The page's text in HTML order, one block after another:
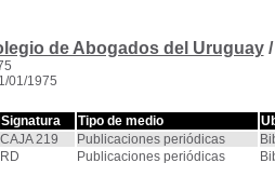
de Abogados del Uruguay/
01/1975
Signatura Tipo de medio
CAJA 219 Publicaciones periódicas
RD Publicaciones periódicas